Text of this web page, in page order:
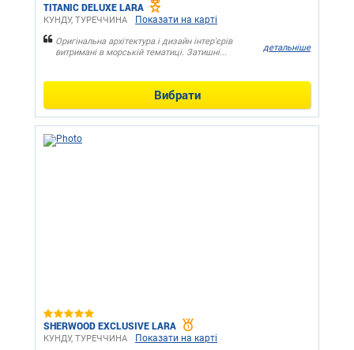
TITANIC DELUXE LARA
КУНДУ, ТУРЕЧЧИНА Показати на карті
Оригінальна архітектура і дизайн інтер'єрів
витримані в морській тематиці. Затишні...
детальніше
Вибрати
SHERWOOD EXCLUSIVE LARA
КУНДУ, ТУРЕЧЧИНА Показати на карті